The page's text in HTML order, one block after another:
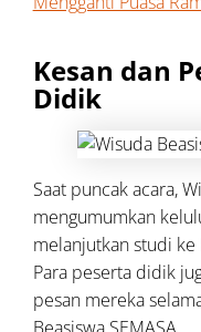
Kesan dan
Didik
Saat puncak acara,
mengumumkan
melanjutkan studi ke
Para peserta didik
pesan mereka